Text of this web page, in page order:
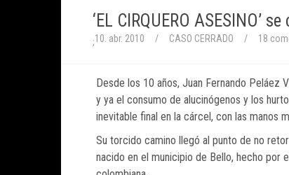
‘EL CIRQUERO ASESINO’
;10. abr. 2010 / CASO CERRADO / 18
Desde los 10 años, Juan Fernando Peláez
y ya el consumo de alucinógenos y los
inevitable final en la cárcel, con las manos
Su torcido camino llegó al punto de no
nacido en el municipio de Bello, hecho por